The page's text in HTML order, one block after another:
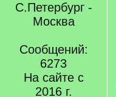
С.Петербург -
Москва
Сообщений:
6273
На сайте с
2016 г.